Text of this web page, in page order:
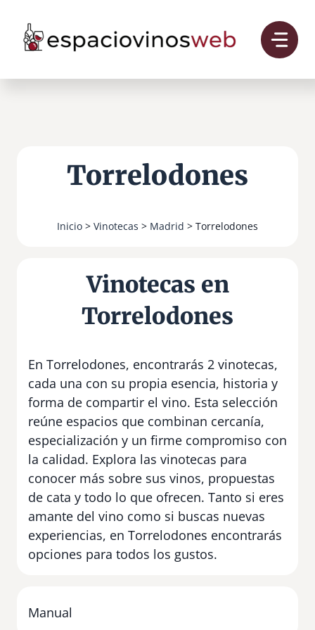
contenido
Torrelodones
Inicio > Vinotecas > Madrid > Torrelodones
Vinotecas en
Torrelodones
En Torrelodones, encontrarás 2 vinotecas,
cada una con su propia esencia, historia y
forma de compartir el vino. Esta selección
reúne espacios que combinan cercanía,
especialización y un firme compromiso con
la calidad. Explora las vinotecas para
conocer más sobre sus vinos, propuestas
de cata y todo lo que ofrecen. Tanto si eres
amante del vino como si buscas nuevas
experiencias, en Torrelodones encontrarás
opciones para todos los gustos.
Manual